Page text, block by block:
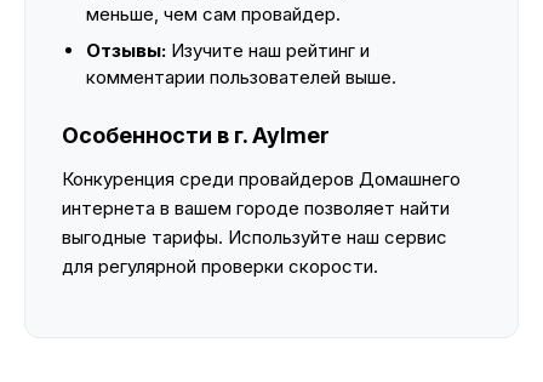
меньше, чем сам провайдер.
Отзывы: Изучите наш рейтинг и
комментарии пользователей выше.
Особенности в г. Aylmer
Конкуренция среди провайдеров Домашнего
интернета в вашем городе позволяет найти
выгодные тарифы. Используйте наш сервис
для регулярной проверки скорости.